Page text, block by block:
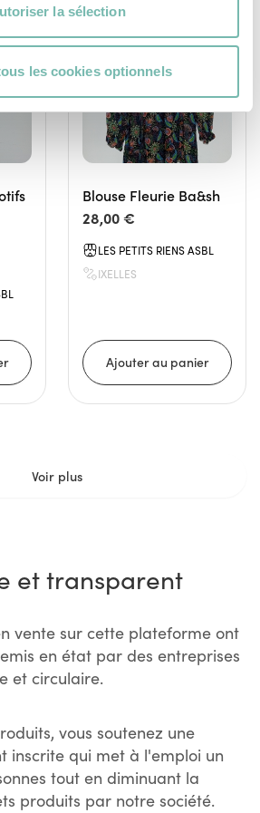
la sélection
les cookies optionnels
FEMME
Blouse Fleurie Ba&sh
28,00 €
LES PETITS RIENS ASBL
IXELLES
Voir plus
et transparent
vente sur cette plateforme ont
en état par des entreprises
et circulaire.
vous soutenez une
inscrite qui met à l'emploi un
tout en diminuant la
produits par notre société.